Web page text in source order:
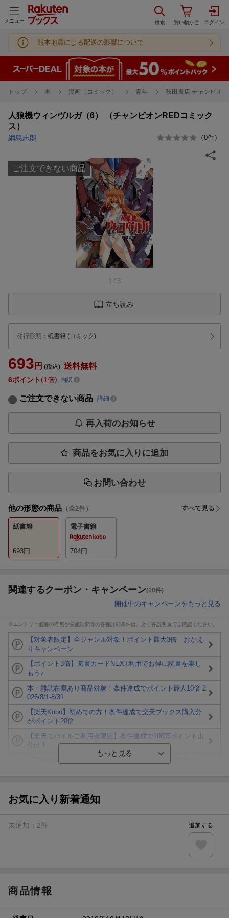
メニュー
熊本地震による配送の影響について
トップ 本 漫画（コミック） 青年 秋田書店 チャンピオ
人狼機ウィンヴルガ（6） （チャンピオンREDコミック
ス）
綱島志朗 （0件）
ご注文できない商品
1 / 3
立ち読み
発行形態 ： 紙書籍 (コミック)
693 円 (税込) 送料無料
6ポイント 1倍 内訳
ご注文できない商品 詳細
再入荷のお知らせ
商品をお気に入りに追加
お問い合わせ
他の形態の商品 （全2件） すべて見る
紙書籍
693円
電子書籍
704円
関連するクーポン・キャンペーン(10件)
開催中のキャンペーンをもっと見る
※エントリー必要の有無や実施期間等の各種詳細条件は、必ず各説明頁でご確認ください。
【対象者限定】全ジャンル対象！ポイント最大3倍 おかえ
りキャンペーン
【ポイント3倍】図書カードNEXT利用でお得に読書を楽し
もう♪
本・雑誌在庫あり商品対象！条件達成でポイント最大10倍 2
026/8/1-8/31
【楽天Kobo】初めての方！条件達成で楽天ブックス購入分
がポイント20倍
【楽天モバイルご利用者限定】条件達成で100万ポイント山
分け！
が当たる！
条件達成で楽天限定・宝塚歌劇 宙組貸切公演ペアチケット
エントリー＆条件達成で『鬼滅の刃』オリジナルきんちゃく
お気に入り新着通知
未追加： 2件 追加する
商品情報